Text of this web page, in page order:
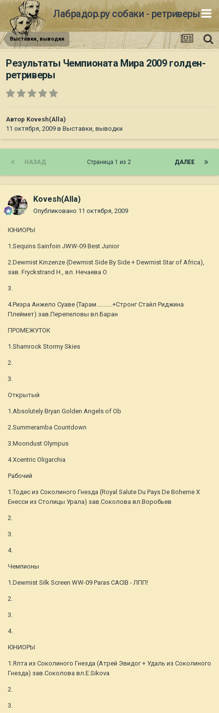
Лабрадор.ру собаки - ретриверы
Выставки, выводки
Результаты Чемпионата Мира 2009 голден-
ретриверы
Автор Kovesh(Alla)
11 октября, 2009 в Выставки, выводки
НАЗАД ДАЛЕЕ
Страница 1 из 2
Kovesh(Alla)
Опубликовано 11 октября, 2009
ЮНИОРЫ
1.Sequins Sainfoin JWW-09 Best Junior
2.Dewmist Kinzenze (Dewmist Side By Side + Dewmist Star of Africa),
зав. Fryckstrand H., вл. Нечаева О
3.
4.Риэра Анжело Суаве (Тарам...........+Стронг Стайл Риджина
Плеймет) зав.Перепеловы вл.Баран
ПРОМЕЖУТОК
1.Shamrock Stormy Skies
2.
3.
Открытый
1.Absolutely Bryan Golden Angels of Ob
2.Summeramba Countdown
3.Moondust Olympus
4.Xcentric Oligarchia
Рабочий
1.Тодес из Соколиного Гнезда (Royal Salute Du Pays De Boheme Х
Енесси из Столицы Урала) зав.Соколова вл.Воробьев
2.
3.
4.
Чемпионы
1.Dewmist Silk Screen WW-09 Paras CACIB - ЛПП!
2.
3.
4.
ЮНИОРЫ
1.Ялта из Соколиного Гнезда (Атрей Эвидог + Удаль из Соколиного
Гнезда) зав.Соколова вл.E.Sikova
2.
3.